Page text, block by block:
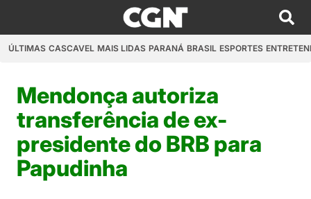
ÚLTIMAS CASCAVEL MAIS LIDAS PARANÁ BRASIL ESPORTES
Mendonça autoriza
transferência de ex-
presidente do BRB para
Papudinha